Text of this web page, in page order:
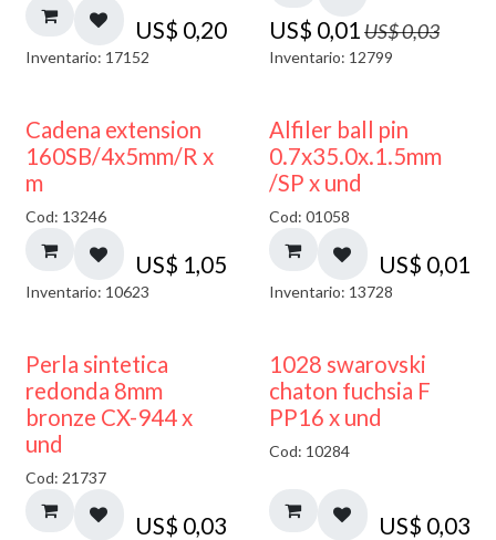
US$ 0,20
Inventario: 17152
US$ 0,01US$0,03
Inventario: 12799
Cadena extension
160SB/4x5mm/R x
m
Cod: 13246
US$ 1,05
Inventario: 10623
Alfiler ball pin
0.7x35.0x.1.5mm
/SP x und
Cod: 01058
US$ 0,01
Inventario: 13728
Perla sintetica
redonda 8mm
bronze CX-944 x
und
Cod: 21737
US$ 0,03
1028 swarovski
chaton fuchsia F
PP16 x und
Cod: 10284
US$ 0,03